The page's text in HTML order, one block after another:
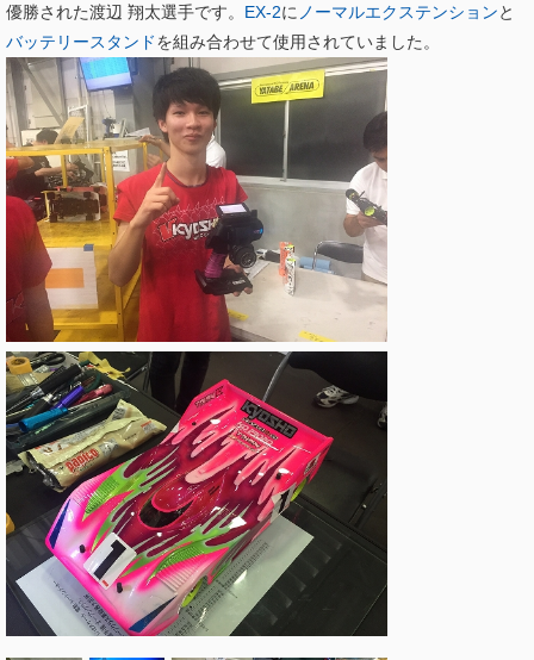
優勝された渡辺 翔太選手です。 EX-2に ノーマルエクステンションと
バッテリースタンドを組み合わせて使用されていました。